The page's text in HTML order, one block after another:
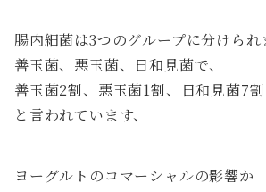
腸内細菌は3つのグループに分けられ
善玉菌、悪玉菌、日和見菌で、
善玉菌2割、悪玉菌1割、日和見菌7割
と言われています、
ヨーグルトのコマーシャルの影響か